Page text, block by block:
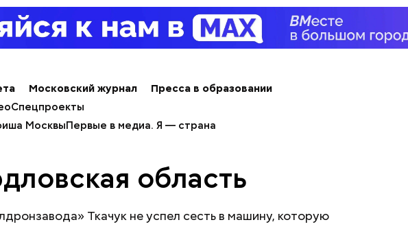
Московский журнал
Пресса в образовании
Спецпроекты
МосквыПервые в медиа. Я — страна
область
Ткачук не успел сесть в машину, которую